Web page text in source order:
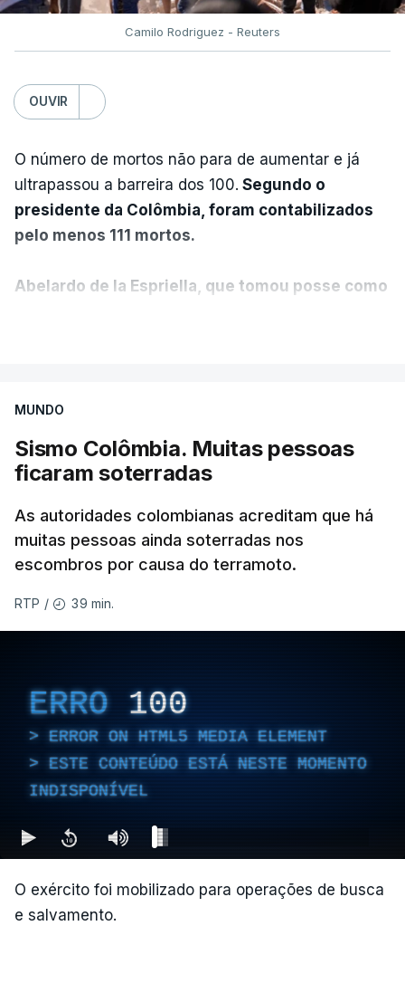
Camilo Rodriguez - Reuters
OUVIR
O número de mortos não para de aumentar e já
ultrapassou a barreira dos 100. Segundo o
presidente da Colômbia, foram contabilizados
pelo menos 111 mortos.
Abelardo de la Espriella, que tomou posse como
"O governo nacional mobilizou todos os seus
recursos para proteger vidas, auxiliar as
comunidades afetadas e fornecer ajuda onde for
sublinhando que "a prioridade é resgatar as
pessoas presas sob os escombros".
quilómetros do epicentro do sismo, é a cidade onde
Câmara Mauricio Salazar.
"A situação é crítica",disse Mauricio Salazar em
entrevista à Rádio Caracol.
feridos e 61 prédios desabaram.
MUNDO
Sismo Colômbia. Muitas pessoas
ficaram soterradas
As autoridades colombianas acreditam que há
muitas pessoas ainda soterradas nos
escombros por causa do terramoto.
RTP / 39 min.
ERRO 100
ERROR ON HTML5 MEDIA ELEMENT
ESTE CONTEÚDO ESTÁ NESTE MOMENTO
INDISPONÍVEL
O exército foi mobilizado para operações de busca
e salvamento.